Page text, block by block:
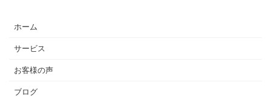
ホーム
サービス
お客様の声
ブログ